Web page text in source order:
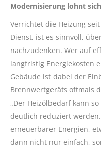
Modernisierung lohnt
Verrichtet die Heizung
Dienst, ist es sinnvoll,
nachzudenken. Wer auf
langfristig Energiekosten
Gebäude ist dabei der
Brennwertgeräts oftmals
„Der Heizölbedarf kann
deutlich reduziert
erneuerbarer Energien,
dann nicht nur einfach,